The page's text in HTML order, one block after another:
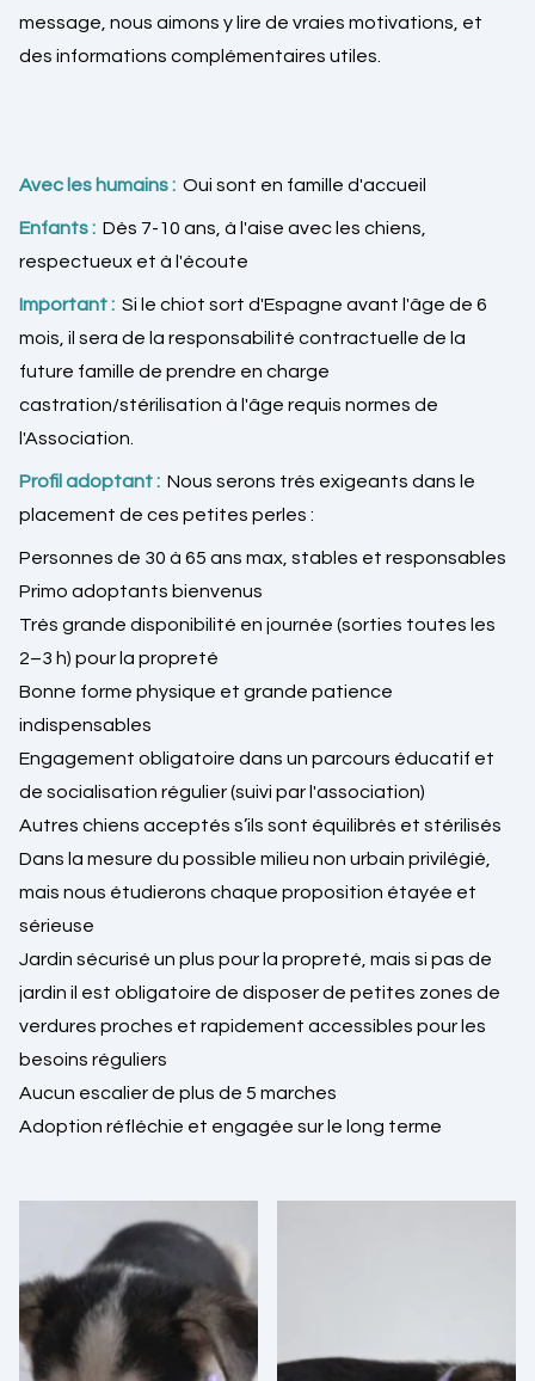
message, nous aimons y lire de vraies motivations, et
des informations complémentaires utiles.
Avec les humains : Oui sont en famille d'accueil
Enfants : Dès 7-10 ans, à l'aise avec les chiens,
respectueux et à l'écoute
Important : Si le chiot sort d'Espagne avant l'âge de 6
mois, il sera de la responsabilité contractuelle de la
future famille de prendre en charge
castration/stérilisation à l'âge requis normes de
l'Association.
Profil adoptant : Nous serons très exigeants dans le
placement de ces petites perles :
Personnes de 30 à 65 ans max, stables et responsables
Primo adoptants bienvenus
Très grande disponibilité en journée (sorties toutes les
2–3 h) pour la propreté
Bonne forme physique et grande patience
indispensables
Engagement obligatoire dans un parcours éducatif et
de socialisation régulier (suivi par l'association)
Autres chiens acceptés s’ils sont équilibrés et stérilisés
Dans la mesure du possible milieu non urbain privilégié,
mais nous étudierons chaque proposition étayée et
sérieuse
Jardin sécurisé un plus pour la propreté, mais si pas de
jardin il est obligatoire de disposer de petites zones de
verdures proches et rapidement accessibles pour les
besoins réguliers
Aucun escalier de plus de 5 marches
Adoption réfléchie et engagée sur le long terme